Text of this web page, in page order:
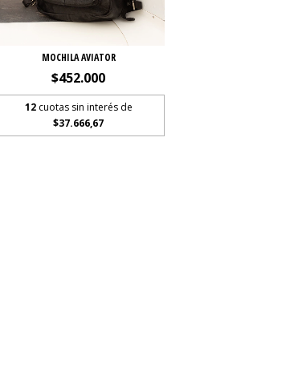
MOCHILA AVIATOR
$452.000
12 cuotas sin interés de
$37.666,67